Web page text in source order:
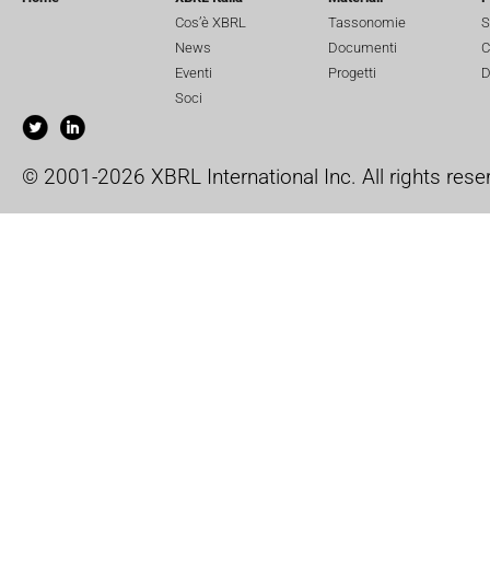
Cos’è XBRL
News
Eventi
Soci
Tassonomie
Documenti
Progetti
© 2001-2026 XBRL International Inc. All rights